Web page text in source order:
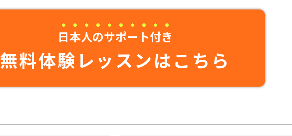
日本人のサポート付き
無料体験レッスンはこちら